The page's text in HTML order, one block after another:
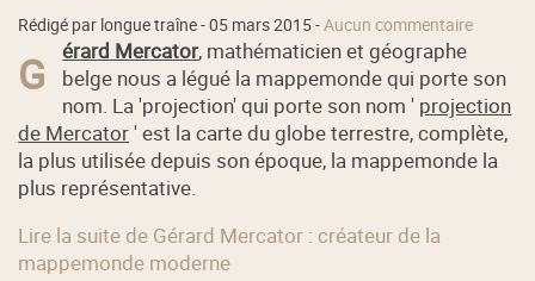
Rédigé par longue traîne -05 mars 2015-Aucun commentaire
G érard Mercator, mathématicien et géographe
belge nous a légué la mappemonde qui porte son
nom. La 'projection' qui porte son nom ' projection
de Mercator' est la carte du globe terrestre, complète,
la plus utilisée depuis son époque, la mappemonde la
plus représentative.
Lire la suite de Gérard Mercator : créateur de la
mappemonde moderne